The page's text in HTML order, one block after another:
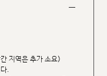
지역은 추가 소요)
.